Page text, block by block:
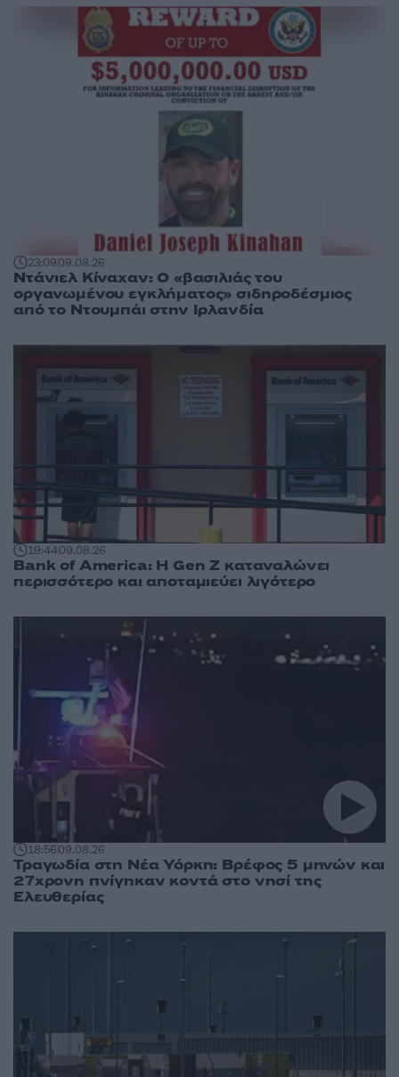
23:0909.08.26
Ντάνιελ Κίναχαν: Ο «βασιλιάς του
οργανωμένου εγκλήματος» σιδηροδέσμιος
από το Ντουμπάι στην Ιρλανδία
19:4409.08.26
Bank of America: Η Gen Z καταναλώνει
περισσότερο και αποταμιεύει λιγότερο
18:5609.08.26
Τραγωδία στη Νέα Υόρκη: Βρέφος 5 μηνών και
27χρονη πνίγηκαν κοντά στο νησί της
Ελευθερίας